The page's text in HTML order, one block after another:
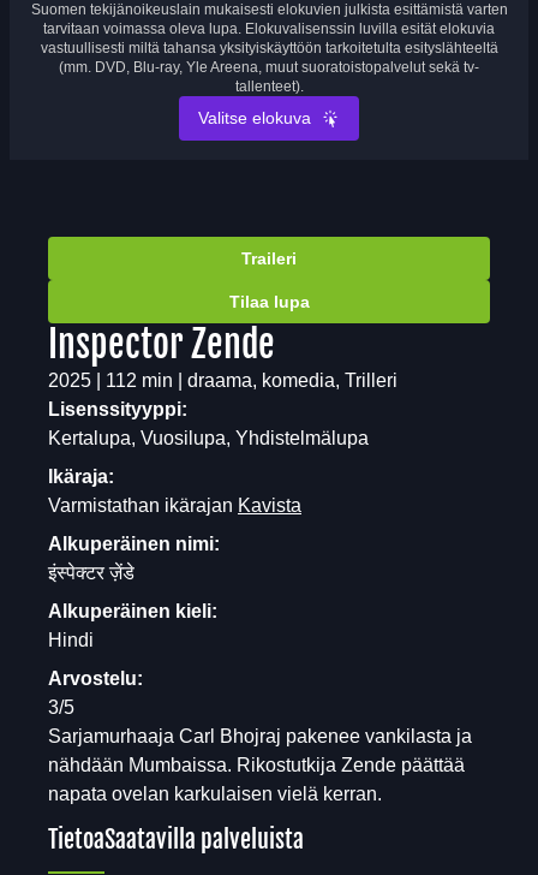
Suomen tekijänoikeuslain mukaisesti elokuvien julkista esittämistä varten
tarvitaan voimassa oleva lupa. Elokuvalisenssin luvilla esität elokuvia
vastuullisesti miltä tahansa yksityiskäyttöön tarkoitetulta esityslähteeltä
(mm. DVD, Blu-ray, Yle Areena, muut suoratoistopalvelut sekä tv-
tallenteet).
Valitse elokuva
Traileri
Tilaa lupa
Inspector Zende
2025 | 112 min | draama, komedia, Trilleri
Lisenssityyppi:
Kertalupa, Vuosilupa, Yhdistelmälupa
Ikäraja:
Varmistathan ikärajan Kavista
Alkuperäinen nimi:
इंस्पेक्टर ज़ेंडे
Alkuperäinen kieli:
Hindi
Arvostelu:
3/5
Sarjamurhaaja Carl Bhojraj pakenee vankilasta ja
nähdään Mumbaissa. Rikostutkija Zende päättää
napata ovelan karkulaisen vielä kerran.
TietoaSaatavilla palveluista